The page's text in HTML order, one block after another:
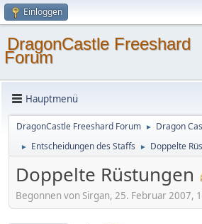
Einloggen
DragonCastle Freeshard
Forum
Hauptmenü
DragonCastle Freeshard Forum ► Dragon
► Entscheidungen des Staffs ► Doppelte
Doppelte Rüstungen
Begonnen von Sirgan, 25. Februar 2007,